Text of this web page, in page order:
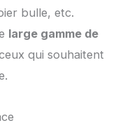
bulle, etc.
large gamme de
qui souhaitent